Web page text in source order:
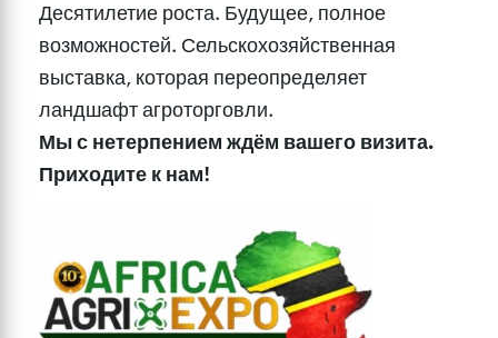
Десятилетие роста. Будущее, полное
возможностей. Сельскохозяйственная
выставка, которая переопределяет
ландшафт агроторговли.
Мы с нетерпением ждём вашего визита.
Приходите к нам!